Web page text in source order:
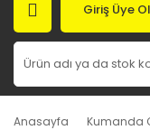
Giriş Üye Ol
Anasayfa Kumanda